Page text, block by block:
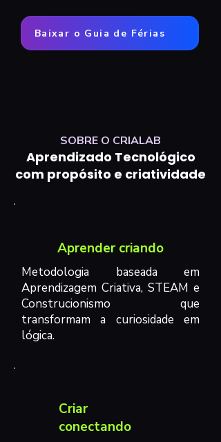
Baixar o Guia de Férias
SOBRE O CRIALAB
Aprendizado Tecnológico
com propósito e criatividade
Aprender criando
Metodologia baseada em
Aprendizagem Criativa, STEAM e
Construcionismo que
transformam a curiosidade em
lógica.
Criar
conectando